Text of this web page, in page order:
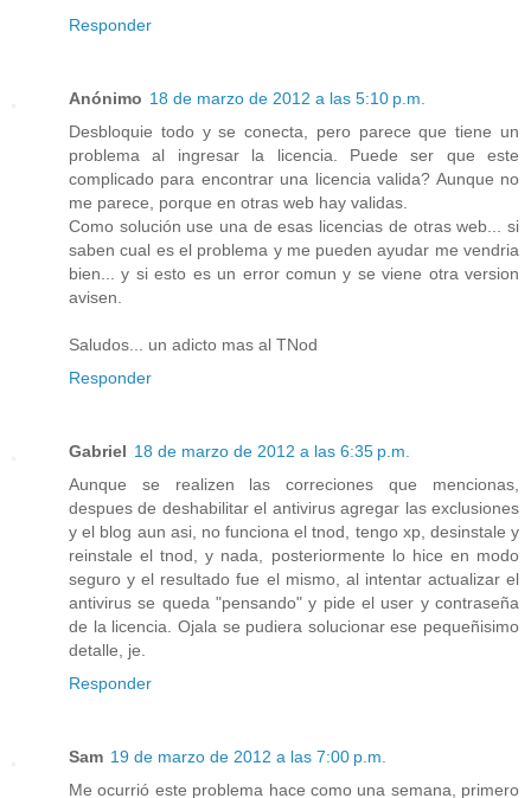
Responder
Anónimo 18 de marzo de 2012 a las 5:10 p.m.
Desbloquie todo y se conecta, pero parece que tiene un
problema al ingresar la licencia. Puede ser que este
complicado para encontrar una licencia valida? Aunque no
me parece, porque en otras web hay validas.
Como solución use una de esas licencias de otras web... si
saben cual es el problema y me pueden ayudar me vendria
bien... y si esto es un error comun y se viene otra version
avisen.
Saludos... un adicto mas al TNod
Responder
Gabriel 18 de marzo de 2012 a las 6:35 p.m.
Aunque se realizen las correciones que mencionas,
despues de deshabilitar el antivirus agregar las exclusiones
y el blog aun asi, no funciona el tnod, tengo xp, desinstale y
reinstale el tnod, y nada, posteriormente lo hice en modo
seguro y el resultado fue el mismo, al intentar actualizar el
antivirus se queda "pensando" y pide el user y contraseña
de la licencia. Ojala se pudiera solucionar ese pequeñisimo
detalle, je.
Responder
Sam 19 de marzo de 2012 a las 7:00 p.m.
Me ocurrió este problema hace como una semana, primero